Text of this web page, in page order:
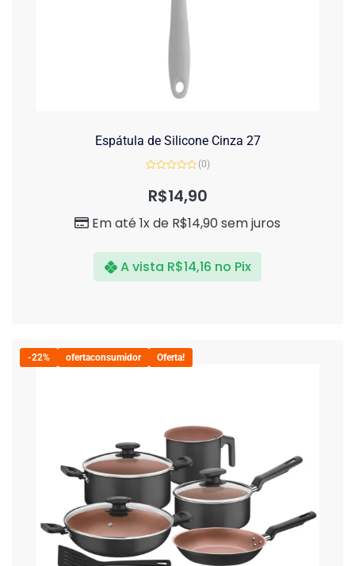
Espátula de Silicone Cinza 27
de
(0)
R$14,90
Em até 1x de R$14,90sem juros
A vista R$14,16 no Pix
-22% ofertaconsumidor Oferta!